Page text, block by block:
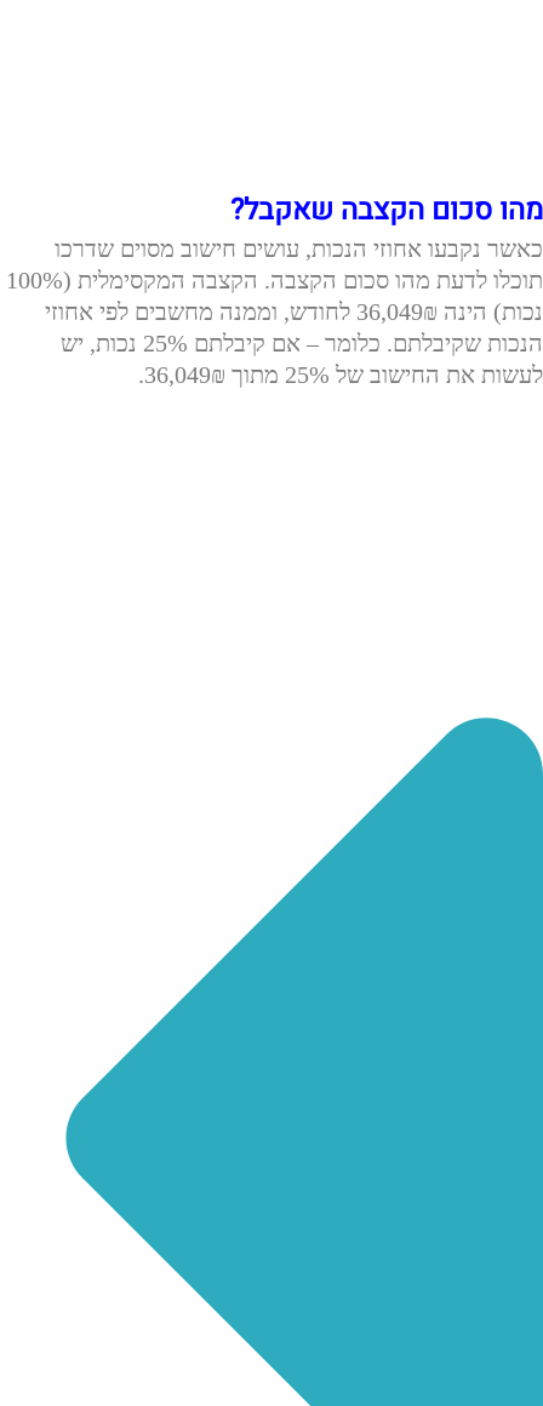
מהו סכום הקצבה שאקבל?
כאשר נקבעו אחוזי הנכות, עושים חישוב מסוים שדרכו
תוכלו לדעת מהו סכום הקצבה.
הקצבה המקסימלית (100%
נכות) הינה 36,049₪ לחודש, וממנה מחשבים לפי אחוזי
הנכות שקיבלתם.
כלומר – אם קיבלתם 25% נכות, יש
לעשות את החישוב של 25% מתוך 36,049₪.